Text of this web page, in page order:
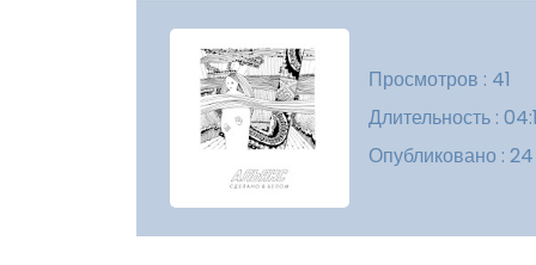
Просмотров : 41
Длительность :
Опубликовано :